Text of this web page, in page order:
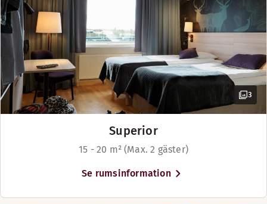
3
Superior
15 - 20 m² (Max. 2 gäster)
Se rumsinformation